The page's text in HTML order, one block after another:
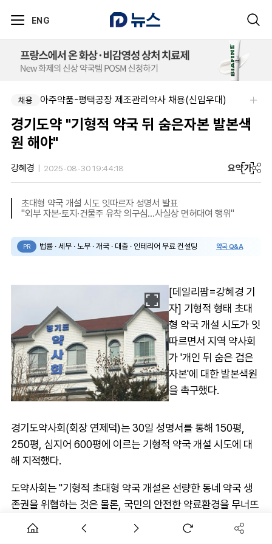
ENG
채용 아주약품-평택공장 제조관리약사 채용(신입우대)
경기도약 "기형적 약국 뒤 숨은자본 발본색
원 해야"
강혜경 2025-08-30 19:44:18 요약가
초대형 약국 개설 시도 잇따르자 성명서 발표
"외부 자본·토지·건물주 유착 의구심…사실상 면허대여 행위"
PR 법률 · 세무 · 노무 · 개국 · 대출 · 인테리어 무료 컨설팅 약국 Q&A
[데일리팜=강혜경 기
자] 기형적 형태 초대
형 약국 개설 시도가 잇
따르면서 지역 약사회
가 '개인 뒤 숨은 검은
자본'에 대한 발본색원
을 촉구했다.
경기도약사회(회장 연제덕)는 30일 성명서를 통해 150평,
250평, 심지어 600평에 이르는 기형적 약국 개설 시도에 대
해 지적했다.
도약사회는 "기형적 초대형 약국 개설은 선량한 동네 약국 생
존권을 위협하는 것은 물론, 국민의 안전한 약료환경을 무너뜨
려 소비자들의 의약품 남용과 오용을 부추기고 덤핑판매를 통
해 가격 질서를 교란할 소지가 다분하다"며 "개인이 감당할 수